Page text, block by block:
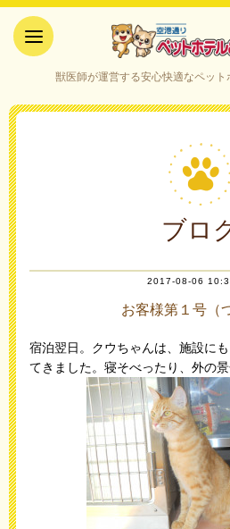
ケア｜山口県
獣医師が運営する安心快適なペッ
ブロ
2017-08-06
お客様第１号（
宿泊翌日。クウちゃんは、施設に
てきました。寝そべったり、外の景